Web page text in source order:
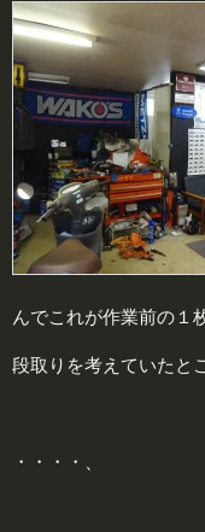
んでこれが作業前の１
段取りを考えていたと
・・・・、